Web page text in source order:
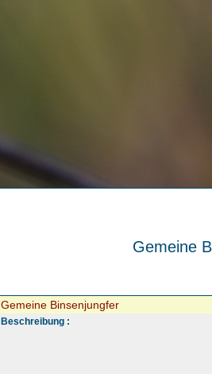
Gemeine
Gemeine Binsenjungfer
Beschreibung :